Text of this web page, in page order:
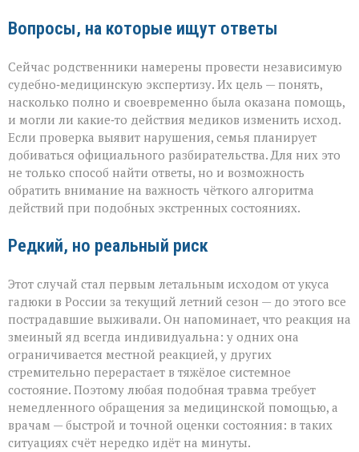
Вопросы, на которые ищут ответы
Сейчас родственники намерены провести независимую
судебно‑медицинскую экспертизу. Их цель — понять,
насколько полно и своевременно была оказана помощь,
и могли ли какие‑то действия медиков изменить исход.
Если проверка выявит нарушения, семья планирует
добиваться официального разбирательства. Для них это
не только способ найти ответы, но и возможность
обратить внимание на важность чёткого алгоритма
действий при подобных экстренных состояниях.
Редкий, но реальный риск
Этот случай стал первым летальным исходом от укуса
гадюки в России за текущий летний сезон — до этого все
пострадавшие выживали. Он напоминает, что реакция на
змеиный яд всегда индивидуальна: у одних она
ограничивается местной реакцией, у других
стремительно перерастает в тяжёлое системное
состояние. Поэтому любая подобная травма требует
немедленного обращения за медицинской помощью, а
врачам — быстрой и точной оценки состояния: в таких
ситуациях счёт нередко идёт на минуты.